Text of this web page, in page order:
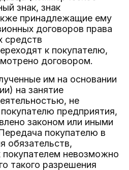
знак, знак
принадлежащие ему
договоров права
средств
к покупателю,
договором.
им на основании
на занятие
не
предприятия,
законом или иными
покупателю в
обязательств,
покупателем невозможно
такого разрешения